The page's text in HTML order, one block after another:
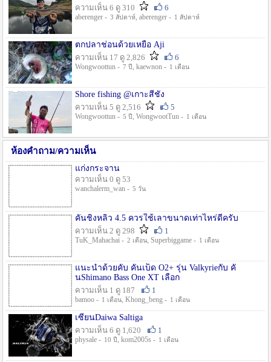
ความเห็น 6 ดู 310
6
aberenger - 3 สัปดาห์, aberenger - 1 สัปดาห์
ตกปลาช่อนด้วยเหยื่อ Aji
ความเห็น 17 ดู 2,826
6
Wongwoottun - 7 ปี , kaewnon - 1 เดือน
Shore fishing @เกาะสีชัง
ความเห็น 5 ดู 2,516
5
Wongwoottun - 5 ปี , WongwootTun - 1 เดือน
ห้องคำถาม/ความเห็น
แก่งกระจาน
ความเห็น 0 ดู 53
wanchalerm_wan - 5 วัน
คันชิงหลิว 4.5 ควรใช้เลาขนาดเท่าไหร่ดีครับ
ความเห็น 2 ดู 298
1
TuK_Mahachai - 2 เดือน, Superbiggame - 1 เดือน
แนะนำด้วยคับ คันเบ็ด O2+ รุ่น Valkyrieกับ คั
นShimano Bass One XT เลือก
ความเห็น 1 ดู 187
1
bamoo - 1 เดือน, Khong_beng - 1 เดือน
เซียนDaiwa Saltiga
ความเห็น 6 ดู 1,620
1
physale - 10 ปี , kom2005s - 1 เดือน